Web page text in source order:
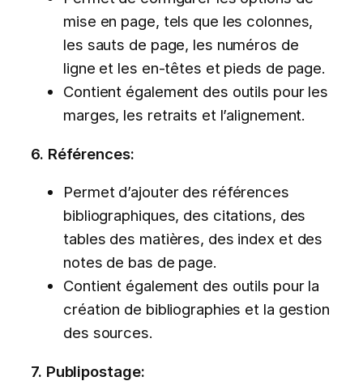
mise en page, tels que les colonnes,
les sauts de page, les numéros de
ligne et les en-têtes et pieds de page.
Contient également des outils pour les
marges, les retraits et l’alignement.
6. Références:
Permet d’ajouter des références
bibliographiques, des citations, des
tables des matières, des index et des
notes de bas de page.
Contient également des outils pour la
création de bibliographies et la gestion
des sources.
7. Publipostage: